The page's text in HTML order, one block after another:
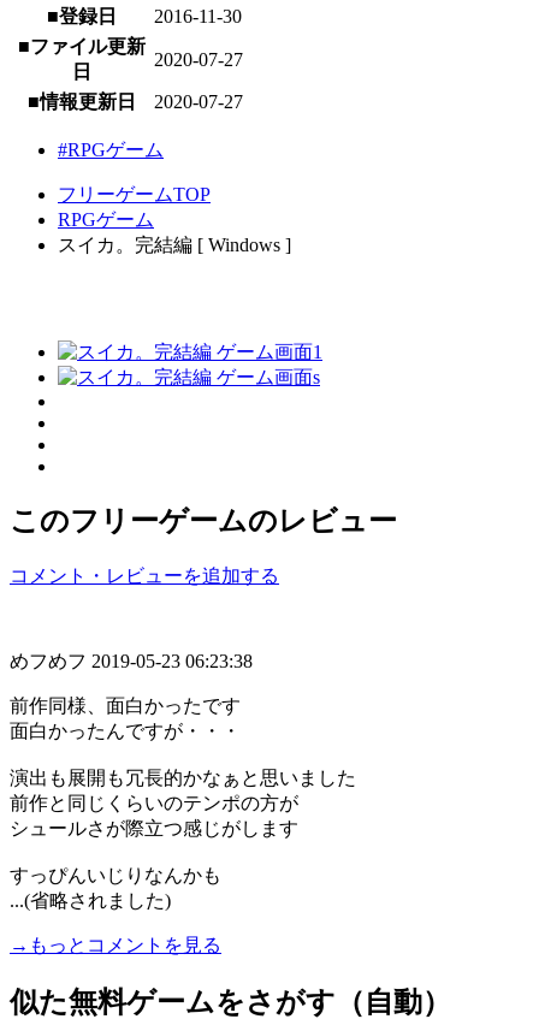
■登録日
2016-11-30
■ファイル更新
日
2020-07-27
■情報更新日 2020-07-27
#RPGゲーム
フリーゲームTOP
RPGゲーム
スイカ。完結編 [ Windows ]
このフリーゲームのレビュー
コメント・レビューを追加する
めフめフ 2019-05-23 06:23:38
前作同様、面白かったです
面白かったんですが・・・
演出も展開も冗長的かなぁと思いました
前作と同じくらいのテンポの方が
シュールさが際立つ感じがします
すっぴんいじりなんかも
...(省略されました)
→もっとコメントを見る
似た無料ゲームをさがす（自動）